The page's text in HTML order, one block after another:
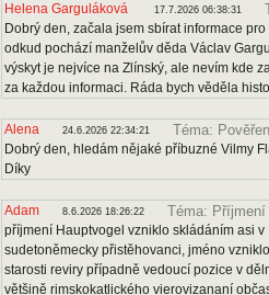
Helena Garguláková 17.7.2026 06:38:31
Dobrý den, začala jsem sbírat informace
odkud pochází manželův děda Václav
výskyt je nejvíce na Zlínský, ale nevím kde
za každou informaci. Ráda bych věděla
Alena 24.6.2026 22:34:21 Téma:
Dobrý den, hledám nějaké příbuzné Vilmy
Díky
Adam 8.6.2026 18:26:22 Téma: Příjmení
příjmení Hauptvogel vzniklo skládáním asi
sudetoněmecky přistěhovanci, jméno
starosti reviry případně vedoucí pozice v
většině rimskokatlického vierovizananí